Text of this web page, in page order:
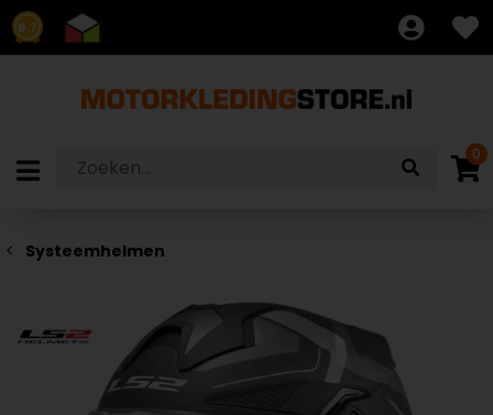
8.7
0
Systeemhelmen